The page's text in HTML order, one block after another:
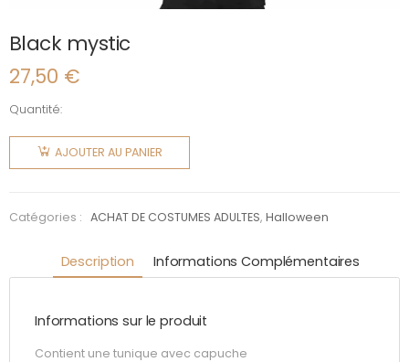
Black mystic
27,50 €
Quantité:
quantité
de Black
mystic
AJOUTER AU PANIER
Catégories : ACHAT DE COSTUMES ADULTES,Halloween
Description Informations Complémentaires
Informations sur le produit
Contient une tunique avec capuche